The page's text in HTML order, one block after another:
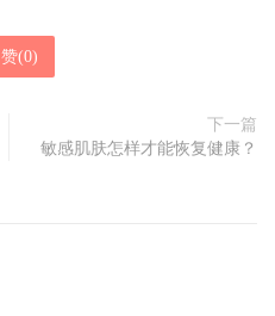
赞(0)
下一篇
敏感肌肤怎样才能恢复健康？